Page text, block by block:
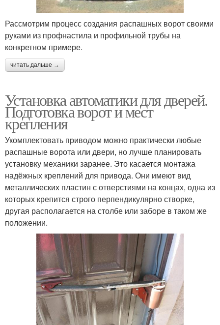
Рассмотрим процесс создания распашных ворот своими
руками из профнастила и профильной трубы на
конкретном примере.
читать дальше →
Установка автоматики для дверей.
Подготовка ворот и мест
крепления
Укомплектовать приводом можно практически любые
распашные ворота или двери, но лучше планировать
установку механики заранее. Это касается монтажа
надёжных креплений для привода. Они имеют вид
металлических пластин с отверстиями на концах, одна из
которых крепится строго перпендикулярно створке,
другая располагается на столбе или заборе в таком же
положении.